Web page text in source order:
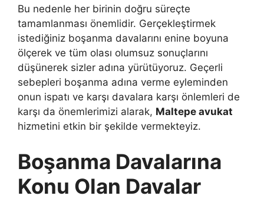
Bu nedenle her birinin doğru süreçte
tamamlanması önemlidir. Gerçekleştirmek
istediğiniz boşanma davalarını enine boyuna
ölçerek ve tüm olası olumsuz sonuçlarını
düşünerek sizler adına yürütüyoruz. Geçerli
sebepleri boşanma adına verme eyleminden
onun ispatı ve karşı davalara karşı önlemleri de
karşı da önemlerimizi alarak, Maltepe avukat
hizmetini etkin bir şekilde vermekteyiz.
Boşanma Davalarına
Konu Olan Davalar